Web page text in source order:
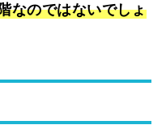
なのではないでしょ